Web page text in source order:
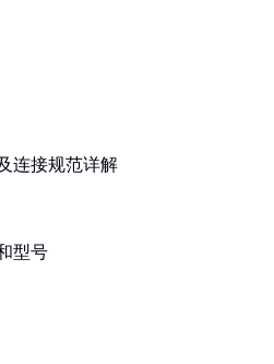
连接规范详解
型号